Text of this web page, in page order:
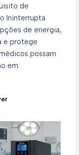
de
Ininterrupta
de energia,
e protege
possam
em